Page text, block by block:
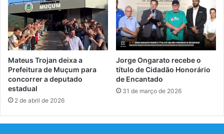
Mateus Trojan deixa a
Prefeitura de Muçum para
concorrer a deputado
estadual
2 de abril de 2026
Jorge Ongarato recebe o
título de Cidadão Honorário
de Encantado
31 de março de 2026